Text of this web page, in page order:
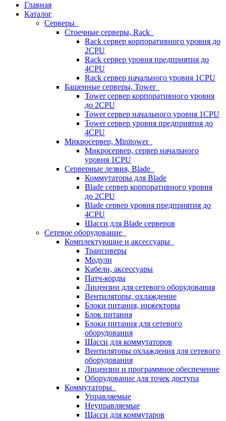
Главная
Каталог
Серверы
Стоечные серверы, Rack
Rack сервер корпоративного уровня до
2CPU
Rack сервер уровня предприятия до
4CPU
Rack сервер начального уровня 1CPU
Башенные серверы, Tower
Tower сервер корпоративного уровня
до 2CPU
Tower сервер начального уровня 1CPU
Tower сервер уровня предприятия до
4CPU
Микросервер, Minitower
Микросервер, сервер начального
уровня 1CPU
Серверные лезвия, Blade
Коммутаторы для Blade
Blade сервер корпоративного уровня
до 2CPU
Blade сервер уровня предприятия до
4CPU
Шасси для Blade серверов
Сетевое оборудование
Комплектующие и аксессуары
Трансиверы
Модули
Кабели, аксессуары
Патч-корды
Лицензии для сетевого оборудования
Вентиляторы, охлаждение
Блоки питания, инжекторы
Блок питания
Блоки питания для сетевого
оборудования
Шасси для коммутаторов
Вентиляторы охлаждения для сетевого
оборудования
Лицензии и программное обеспечение
Оборудование для точек доступа
Коммутаторы
Управляемые
Неуправляемые
Шасси для коммутаров